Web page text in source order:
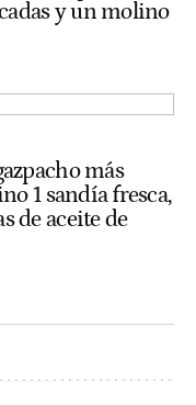
y un molino
más
1 sandía fresca,
de aceite de